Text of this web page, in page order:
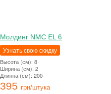
Молдинг NMC EL 6
Узнать свою скидку
Высота (см): 8
Ширина (см): 2
Длинна (см): 200
395 грн/штука